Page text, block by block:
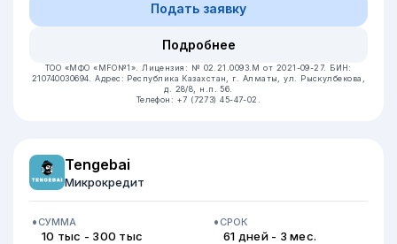
Подать заявку
Подробнее
ТОО «МФО «MFO№1». Лицензия: № 02.21.0093.М от 2021-09-27. БИН:
210740030694.Адрес: Республика Казахстан, г. Алматы, ул. Рыскулбекова,
д. 28/8, н.п. 56.
Телефон: +7 (7273) 45-47-02.
Tengebai
Микрокредит
СУММА
10 тыс - 300 тыс
СРОК
61 дней - 3 мес.